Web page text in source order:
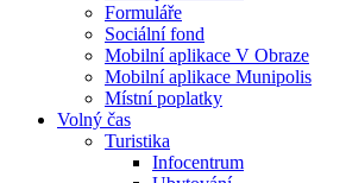
Formuláře
Sociální fond
Mobilní aplikace V Obraze
Mobilní aplikace Munipolis
Místní poplatky
Volný čas
Turistika
Infocentrum